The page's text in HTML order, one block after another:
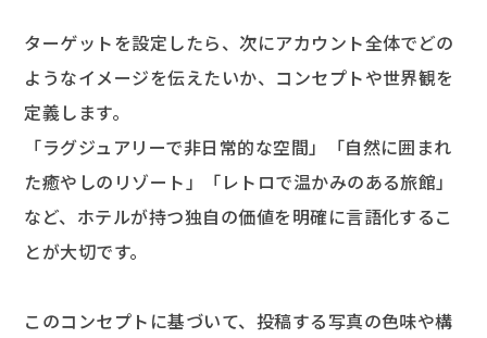
ターゲットを設定したら、次にアカウント全体でどの
ようなイメージを伝えたいか、コンセプトや世界観を
定義します。
「ラグジュアリーで非日常的な空間」「自然に囲まれ
た癒やしのリゾート」「レトロで温かみのある旅館」
など、ホテルが持つ独自の価値を明確に言語化するこ
とが大切です。
このコンセプトに基づいて、投稿する写真の色味や構